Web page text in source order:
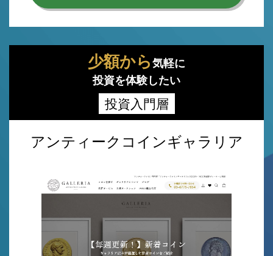
少額から 気軽に
投資を体験したい
投資入門層
アンティークコインギャラリア